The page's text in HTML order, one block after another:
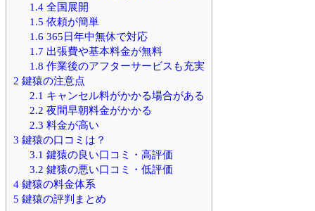
1.4全国展開
1.5 依頼が簡単
1.6 365日年中無休で対応
1.7 出張費や基本料金が無料
1.8 作業後のアフターサービスも充実
2 鍵猿の注意点
2.1 キャンセル料がかかる場合がある
2.2 夜間早朝料金がかかる
2.3 料金が高い
3 鍵猿の口コミは？
3.1 鍵猿の良い口コミ・高評価
3.2 鍵猿の悪い口コミ・低評価
4 鍵猿の料金体系
5 鍵猿の評判まとめ